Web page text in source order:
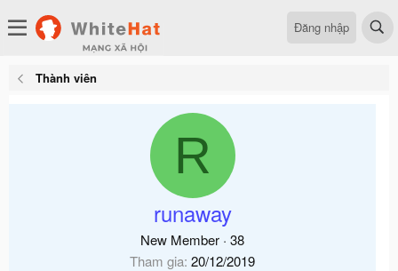
Đăng nhập
Thành viên
R
runaway
New Member · 38
Tham gia 20/12/2019